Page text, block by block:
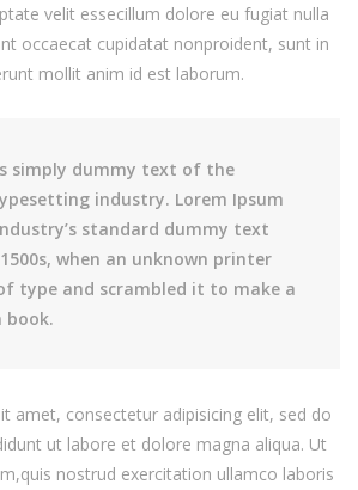
velit essecillum dolore eu fugiat nulla
occaecat cupidatat nonproident, sunt in
mollit anim id est laborum.
simply dummy text of the
industry. Lorem Ipsum
standard dummy text
when an unknown printer
type and scrambled it to make a
book.
amet, consectetur adipisicing elit, sed do
ut labore et dolore magna aliqua. Ut
nostrud exercitation ullamco laboris